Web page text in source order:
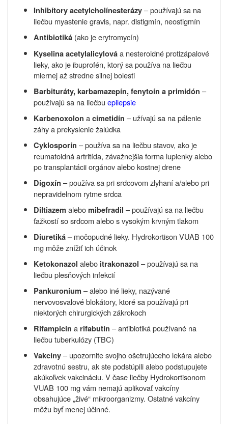
Inhibítory acetylcholínesterázy– používajú sa na
liečbu myastenie gravis, napr. distigmín, neostigmín
Antibiotiká (ako je erytromycín)
Kyselina acetylalicylováa nesteroidné protizápalové
lieky, ako je ibuprofén, ktorý sa používa na liečbu
miernej až stredne silnej bolesti
Barbituráty, karbamazepín, fenytoín a primidón –
používajú sa na liečbu epilepsie
Karbenoxolon acimetidín – užívajú sa na pálenie
záhy a prekyslenie žalúdka
Cyklosporín – používa sa na liečbu stavov, ako je
reumatoidná artritída, závažnejšia forma lupienky alebo
po transplantácii orgánov alebo kostnej drene
Digoxín – používa sa pri srdcovom zlyhaní a/alebo pri
nepravidelnom rytme srdca
Diltiazem alebomibefradil – používajú sa na liečbu
ťažkostí so srdcom alebo s vysokým krvným tlakom
Diuretiká – močopudné lieky. Hydrokortison VUAB 100
mg môže znížiť ich účinok
Ketokonazol alebo itrakonazol – používajú sa na
liečbu plesňových infekcií
Pankuronium – alebo iné lieky, nazývané
nervovosvalové blokátory, ktoré sa používajú pri
niektorých chirurgických zákrokoch
Rifampicín a rifabutín – antibiotiká používané na
liečbu tuberkulózy (TBC)
Vakcíny– upozornite svojho ošetrujúceho lekára alebo
zdravotnú sestru, ak ste podstúpili alebo podstupujete
akúkoľvek vakcináciu. V čase liečby Hydrokortisonom
VUAB 100 mg vám nemajú aplikovať vakcíny
obsahujúce „živé“ mikroorganizmy. Ostatné vakcíny
môžu byť menej účinné.